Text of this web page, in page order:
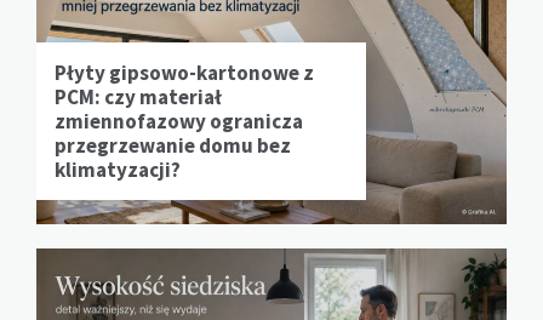
Płyty gipsowo-kartonowe z
PCM: czy materiał
zmiennofazowy ogranicza
przegrzewanie domu bez
klimatyzacji?